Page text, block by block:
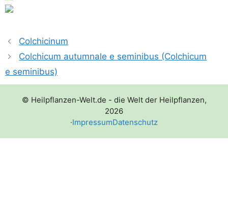
Colchicinum
Colchicum autumnale e seminibus (Colchicum
e seminibus)
© Heilpflanzen-Welt.de - die Welt der Heilpflanzen,
2026
·ImpressumDatenschutz